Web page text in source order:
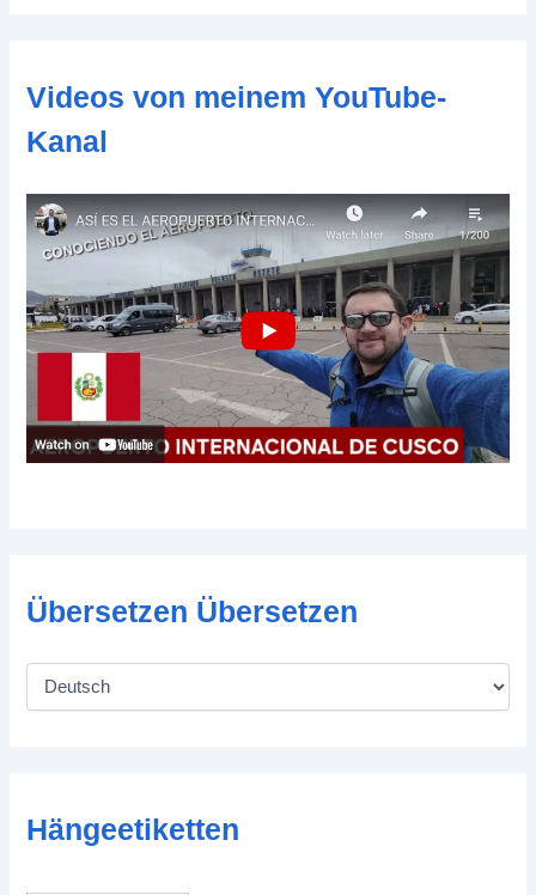
s
e
Videos von meinem YouTube-
Kanal
Übersetzen Übersetzen
Hängeetiketten